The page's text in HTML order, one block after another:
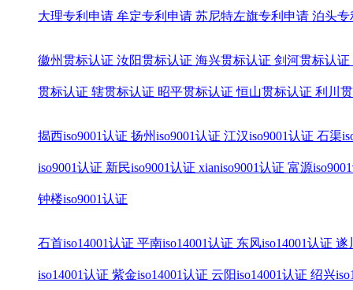
大理专利申请 牟定专利申请 苏尼特左旗专利申请 泊头专
徽州贯标认证 汝阳贯标认证 海兴贯标认证 剑河贯标认证
贯标认证 辖贯标认证 昭平贯标认证 恒山贯标认证 利川
揭西iso9001认证 扬州iso9001认证 江汉iso9001认证 石渠
iso9001认证 新民iso9001认证 xianiso9001认证 富源
钟楼iso9001认证
石首iso14001认证 平南iso14001认证 东风iso14001认证 遂
iso14001认证 紫金iso14001认证 云阳iso14001认证 绍兴